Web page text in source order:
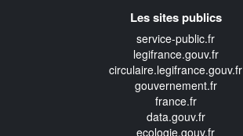
Les sites publics
service-public.fr
legifrance.gouv.fr
circulaire.legifrance.gouv.fr
gouvernement.fr
france.fr
data.gouv.fr
ecologie.gouv.fr